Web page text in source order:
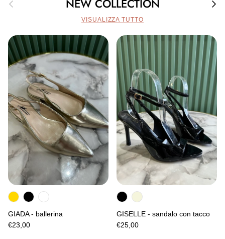
NEW COLLECTION
VISUALIZZA TUTTO
GIADA - ballerina
€23,00
GISELLE - sandalo con tacco
€25,00